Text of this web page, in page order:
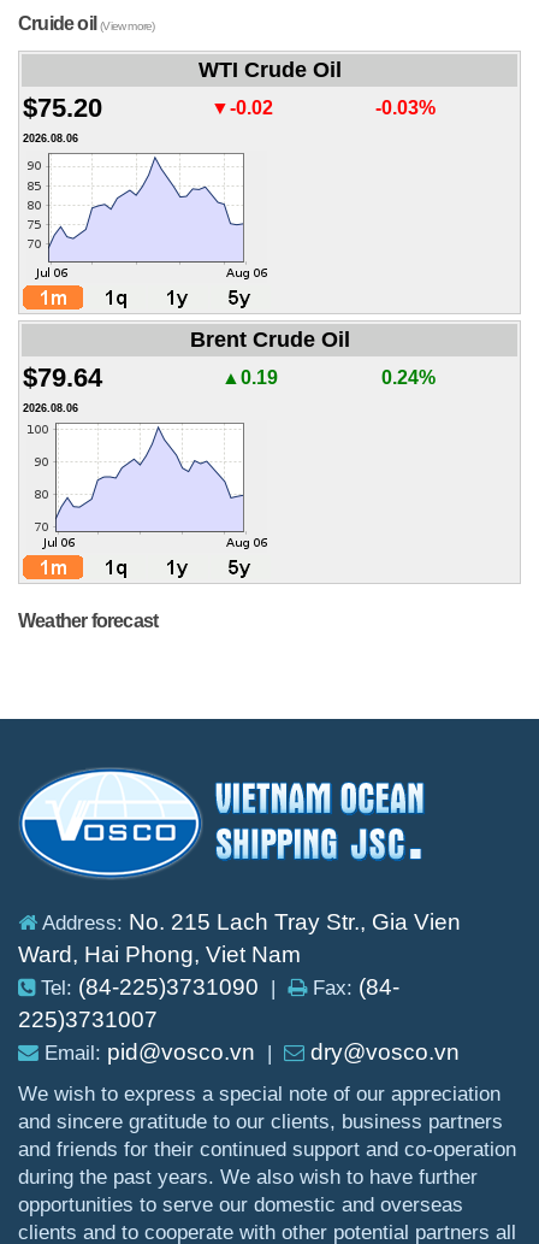
Cruide oil(View more)
WTI Crude Oil
$75.20 ▼-0.02 -0.03%
2026.08.06
Brent Crude Oil
$79.64 ▲0.19 0.24%
2026.08.06
Weather forecast
Address: No. 215 Lach Tray Str., Gia Vien
Ward, Hai Phong, Viet Nam
Tel: (84-225)3731090 | Fax: (84-
225)3731007
Email: pid@vosco.vn | dry@vosco.vn
We wish to express a special note of our appreciation
and sincere gratitude to our clients, business partners
and friends for their continued support and co-operation
during the past years. We also wish to have further
opportunities to serve our domestic and overseas
clients and to cooperate with other potential partners all